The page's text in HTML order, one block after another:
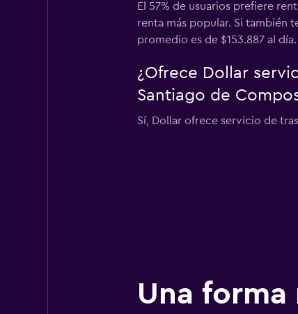
El 57% de usuarios prefiere
renta más popular. Si también
promedio es de $153.887 al día.
¿Ofrece Dollar
Santiago de
Sí, Dollar ofrece servicio de
Una forma